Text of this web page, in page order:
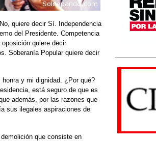
quiere decir Sí. Independencia
del Presidente. Competencia
quiere decir
Soberanía Popular quiere decir
y mi dignidad. ¿Por qué?
está seguro de que es
además, por las razones que
sus ilegales aspiraciones de
que consiste en